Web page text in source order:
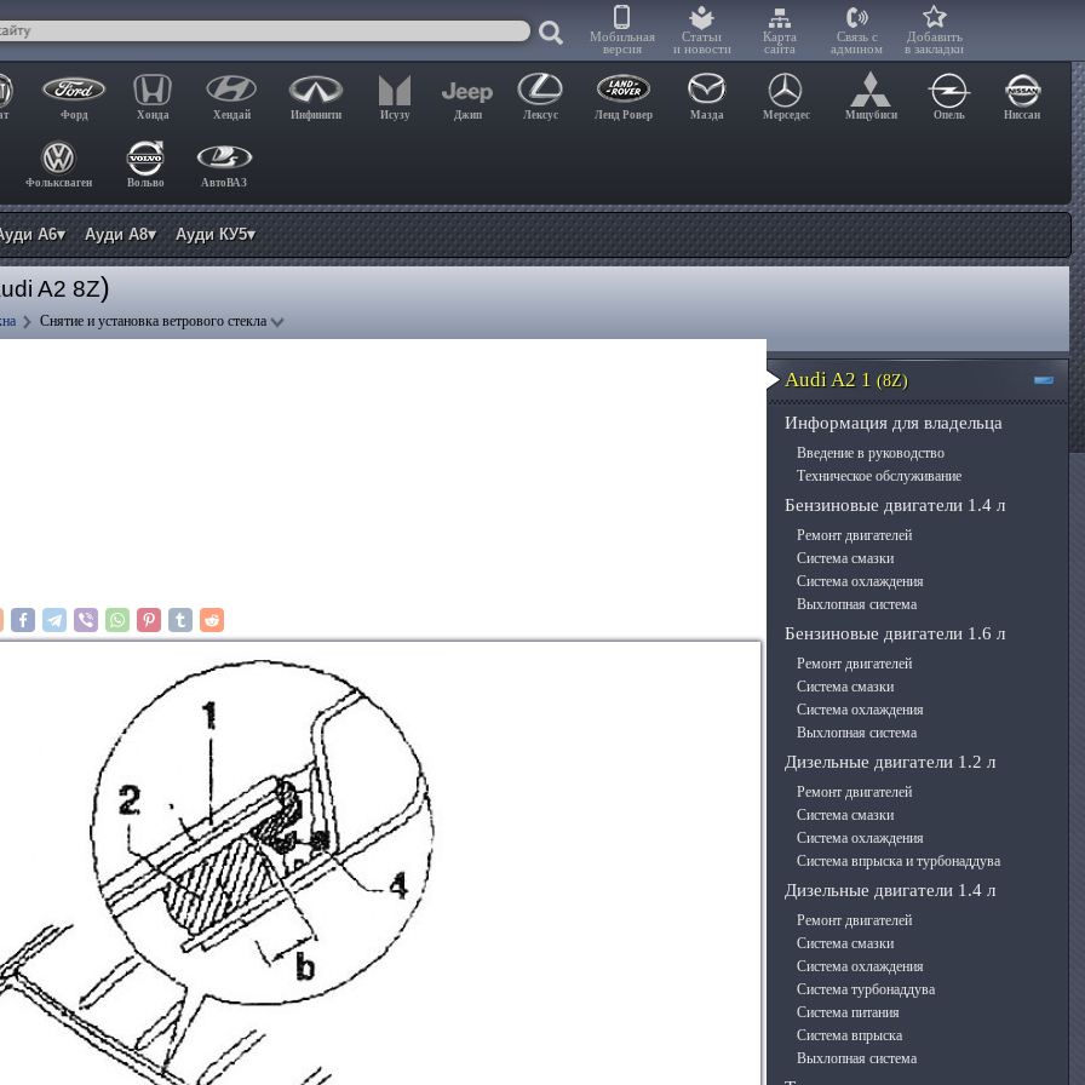
Мобильная
версия
Статьи
и новости
Карта
сайта
Связь с
админом
Добавить
в закладки
Форд Хонда Хендай Инфинити Исузу Джип Лексус Ленд Ровер Мазда Мерседес Мицубиси Опель Ниссан
Фольксваген Вольво АвтоВАЗ
А6▾ Ауди А8▾ Ауди КУ5▾
A2 8Z)
Снятие и установка ветрового стекла
Audi A2 1 (8Z)
Информация для владельца
Введение в руководство
Техническое обслуживание
Бензиновые двигатели 1.4 л
Ремонт двигателей
Система смазки
Система охлаждения
Выхлопная система
Бензиновые двигатели 1.6 л
Ремонт двигателей
Система смазки
Система охлаждения
Выхлопная система
Дизельные двигатели 1.2 л
Ремонт двигателей
Система смазки
Система охлаждения
Система впрыска и турбонаддува
Дизельные двигатели 1.4 л
Ремонт двигателей
Система смазки
Система охлаждения
Система турбонаддува
Система питания
Система впрыска
Выхлопная система